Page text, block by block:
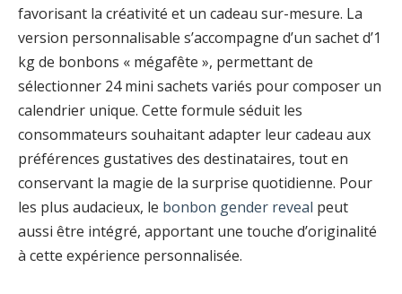
favorisant la créativité et un cadeau sur-mesure. La
version personnalisable s’accompagne d’un sachet d’1
kg de bonbons « mégafête », permettant de
sélectionner 24 mini sachets variés pour composer un
calendrier unique. Cette formule séduit les
consommateurs souhaitant adapter leur cadeau aux
préférences gustatives des destinataires, tout en
conservant la magie de la surprise quotidienne. Pour
les plus audacieux, le bonbon gender reveal peut
aussi être intégré, apportant une touche d’originalité
à cette expérience personnalisée.